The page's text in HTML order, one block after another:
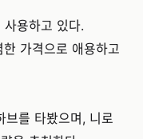
용하고 있다.
가격으로 애용하고
를 타봤으며, 니로